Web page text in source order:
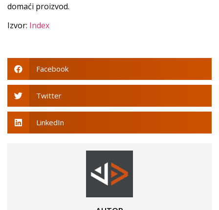
domaći proizvod.
Izvor: Index
Facebook
Twitter
LinkedIn